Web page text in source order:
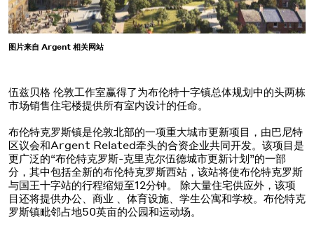
图片来自 Argent 相关网站
伍兹贝格 伦敦工作室赢得了为布伦特十字镇总体规划中的头两栋
市场销售住宅楼提供所有室内设计的任命。
布伦特克罗斯镇是伦敦北部的一项重大城市更新项目，由巴尼特
区议会和Argent Related牵头的合资企业共同开发。该项目是
更广泛的“布伦特克罗斯-克里克尔伍德城市更新计划”的一部
分，其中包括全新的布伦特克罗斯西站，该站将使布伦特克罗斯
与国王十字站的行程缩短至12分钟。 除大量住宅供应外，该项
目还将提供办公、商业 、体育设施、学生公寓和学校。布伦特克
罗斯镇毗邻占地50英亩的公园和运动场。